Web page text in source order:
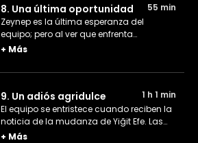
8. Una última oportunidad
55 min
Zeynep es la última esperanza del
equipo; pero al ver que enfrenta
dificultades ante tanta carga, Aspar
+ Más
9. Un adiós agridulce
1 h 1 min
El equipo se entristece cuando reciben la
noticia de la mudanza de Yiğit Efe. Las
medidas adoptadas en el barrio contra
+ Más